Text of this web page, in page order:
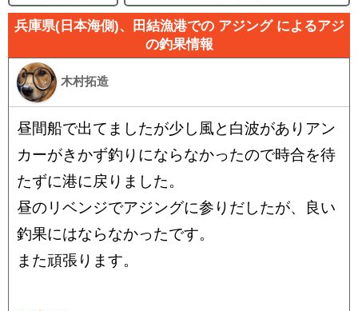
兵庫県(日本海側)、田結漁港での アジング によるアジ
の釣果情報
木村拓造
昼間船で出てましたが少し風と白波がありアン
カーがきかず釣りにならなかったので時合を待
たずに港に戻りました。
昼のリベンジでアジングに参りだしたが、良い
釣果にはならなかったです。
また頑張ります。